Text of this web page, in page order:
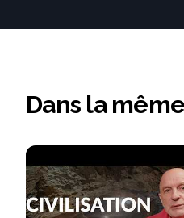
Dans la